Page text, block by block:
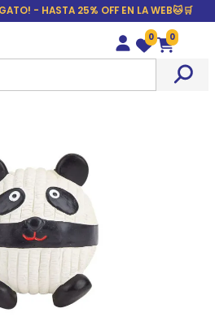
- HASTA 25% OFF EN LA WEB🐱🛒
Wishlist
0
Carrito
0